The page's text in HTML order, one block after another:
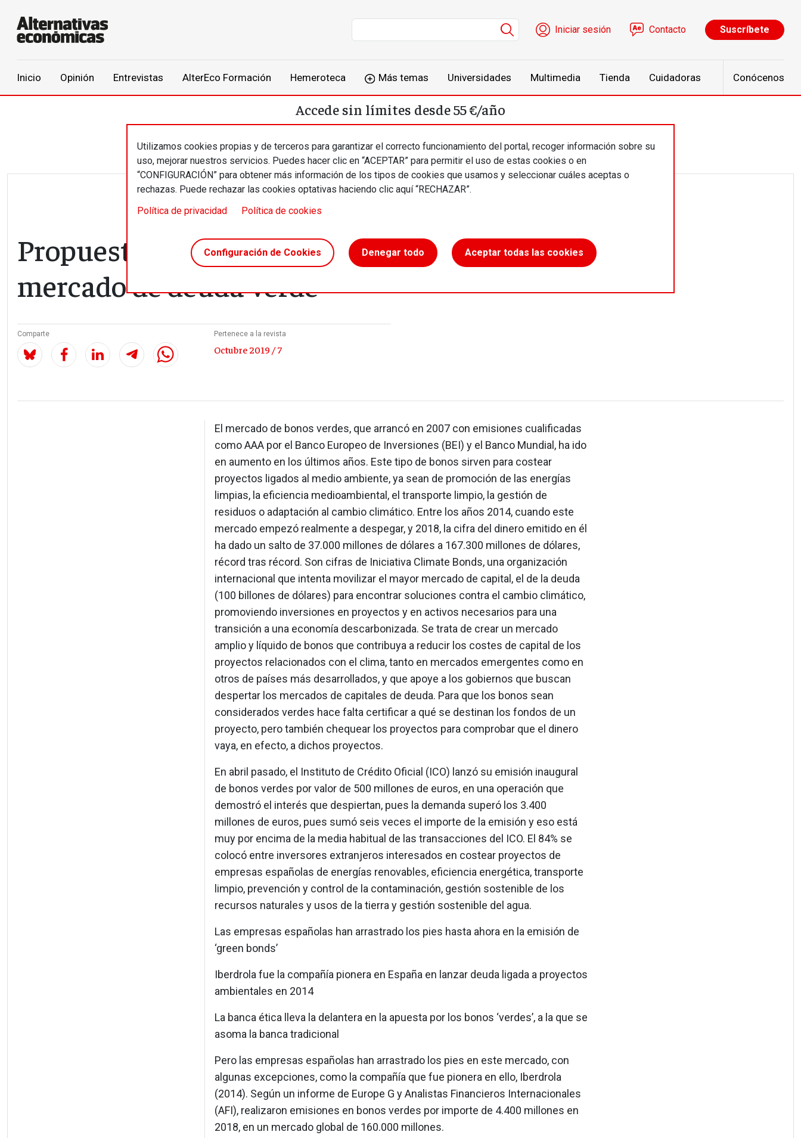
Menú de cuenta de usuario
Iniciar sesión Contacto Suscríbete
Inicio Opinión Entrevistas AlterEco Formación Hemeroteca Más temas Universidades Multimedia Tienda Cuidadoras Conócenos
Utilizamos cookies propias y de terceros para garantizar el correcto funcionamiento del portal, recoger información sobre su
uso, mejorar nuestros servicios. Puedes hacer clic en “ACEPTAR” para permitir el uso de estas cookies o en
“CONFIGURACIÓN” para obtener más información de los tipos de cookies que usamos y seleccionar cuáles aceptas o
rechazas. Puede rechazar las cookies optativas haciendo clic aquí “RECHAZAR”.
Política de privacidad
Política de cookies
Configuración de Cookies Denegar todo Aceptar todas las cookies
Accede sin límites desde 55 €/año
Propuesta 46 // Impulsar un
mercado de deuda verde
Comparte Pertenece a la revista
Octubre 2019 / 7
El mercado de bonos verdes, que arrancó en 2007 con emisiones cualificadas
como AAA por el Banco Europeo de Inversiones (BEI) y el Banco Mundial, ha ido
en aumento en los últimos años. Este tipo de bonos sirven para costear
proyectos ligados al medio ambiente, ya sean de promoción de las energías
limpias, la eficiencia medioambiental, el transporte limpio, la gestión de
residuos o adaptación al cambio climático. Entre los años 2014, cuando este
mercado empezó realmente a despegar, y 2018, la cifra del dinero emitido en él
ha dado un salto de 37.000 millones de dólares a 167.300 millones de dólares,
récord tras récord. Son cifras de Iniciativa Climate Bonds, una organización
internacional que intenta movilizar el mayor mercado de capital, el de la deuda
(100 billones de dólares) para encontrar soluciones contra el cambio climático,
promoviendo inversiones en proyectos y en activos necesarios para una
transición a una economía descarbonizada. Se trata de crear un mercado
amplio y líquido de bonos que contribuya a reducir los costes de capital de los
proyectos relacionados con el clima, tanto en mercados emergentes como en
otros de países más desarrollados, y que apoye a los gobiernos que buscan
despertar los mercados de capitales de deuda. Para que los bonos sean
considerados verdes hace falta certificar a qué se destinan los fondos de un
proyecto, pero también chequear los proyectos para comprobar que el dinero
vaya, en efecto, a dichos proyectos.
En abril pasado, el Instituto de Crédito Oficial (ICO) lanzó su emisión inaugural
de bonos verdes por valor de 500 millones de euros, en una operación que
demostró el interés que despiertan, pues la demanda superó los 3.400
millones de euros, pues sumó seis veces el importe de la emisión y eso está
muy por encima de la media habitual de las transacciones del ICO. El 84% se
colocó entre inversores extranjeros interesados en costear proyectos de
empresas españolas de energías renovables, eficiencia energética, transporte
limpio, prevención y control de la contaminación, gestión sostenible de los
recursos naturales y usos de la tierra y gestión sostenible del agua.
Las empresas españolas han arrastrado los pies hasta ahora en la emisión de
‘green bonds’
Iberdrola fue la compañía pionera en España en lanzar deuda ligada a proyectos
ambientales en 2014
La banca ética lleva la delantera en la apuesta por los bonos ‘verdes’, a la que se
asoma la banca tradicional
Pero las empresas españolas han arrastrado los pies en este mercado, con
algunas excepciones, como la compañía que fue pionera en ello, Iberdrola
(2014). Según un informe de Europe G y Analistas Financieros Internacionales
(AFI), realizaron emisiones en bonos verdes por importe de 4.400 millones en
2018, en un mercado global de 160.000 millones.